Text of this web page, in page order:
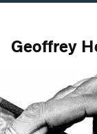
Geoffrey